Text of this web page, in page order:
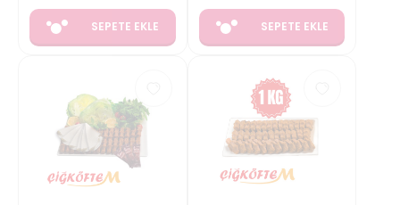
SEPETE EKLE SEPETE EKLE